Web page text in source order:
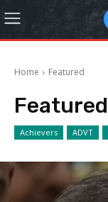
Home Featured
Featured
Achievers ADVT